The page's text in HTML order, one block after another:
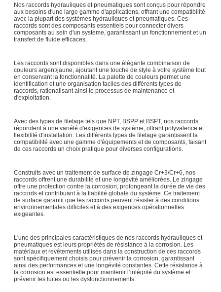
Nos raccords hydrauliques et pneumatiques sont conçus pour répondre
aux besoins d'une large gamme d'applications, offrant une compatibilité
avec la plupart des systèmes hydrauliques et pneumatiques. Ces
raccords sont des composants essentiels pour connecter divers
composants au sein d'un système, garantissant un fonctionnement et un
transfert de fluide efficaces.
Les raccords sont disponibles dans une élégante combinaison de
couleurs argent/jaune, ajoutant une touche de style à votre système tout
en conservant la fonctionnalité. La palette de couleurs permet une
identification et une organisation faciles des différents types de
raccords, rationalisant ainsi le processus de maintenance et
d'exploitation.
Avec des types de filetage tels que NPT, BSPP et BSPT, nos raccords
répondent à une variété d'exigences de système, offrant polyvalence et
flexibilité d'installation. Les différents types de filetage garantissent la
compatibilité avec une gamme d'équipements et de composants, faisant
de ces raccords un choix pratique pour diverses configurations.
Construits avec un traitement de surface de zingage Cr+3/Cr+6, nos
raccords offrent une durabilité et une longévité améliorées. Le zingage
offre une protection contre la corrosion, prolongeant la durée de vie des
raccords et contribuant à la fiabilité globale du système. Ce traitement
de surface garantit que les raccords peuvent résister à des conditions
environnementales difficiles et à des exigences opérationnelles
exigeantes.
L'une des principales caractéristiques de nos raccords hydrauliques et
pneumatiques est leurs propriétés de résistance à la corrosion. Les
matériaux et revêtements utilisés dans la construction de ces raccords
sont spécifiquement choisis pour prévenir la corrosion, garantissant
ainsi des performances et une longévité constantes. Cette résistance à
la corrosion est essentielle pour maintenir l’intégrité du système et
prévenir les fuites ou les dysfonctionnements.